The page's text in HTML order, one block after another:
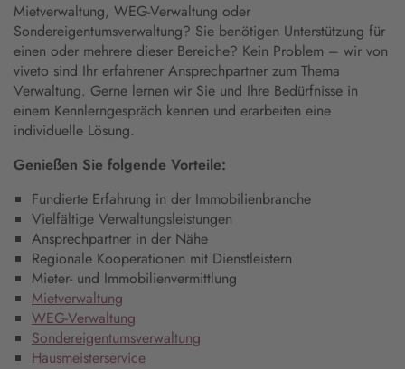
Mietverwaltung, WEG-Verwaltung oder
Sondereigentumsverwaltung? Sie benötigen Unterstützung für
einen oder mehrere dieser Bereiche? Kein Problem – wir von
viveto sind Ihr erfahrener Ansprechpartner zum Thema
Verwaltung. Gerne lernen wir Sie und Ihre Bedürfnisse in
einem Kennlerngespräch kennen und erarbeiten eine
individuelle Lösung.
Genießen Sie folgende Vorteile:
Fundierte Erfahrung in der Immobilienbranche
Vielfältige Verwaltungsleistungen
Ansprechpartner in der Nähe
Regionale Kooperationen mit Dienstleistern
Mieter- und Immobilienvermittlung
Mietverwaltung
WEG-Verwaltung
Sondereigentumsverwaltung
Hausmeisterservice